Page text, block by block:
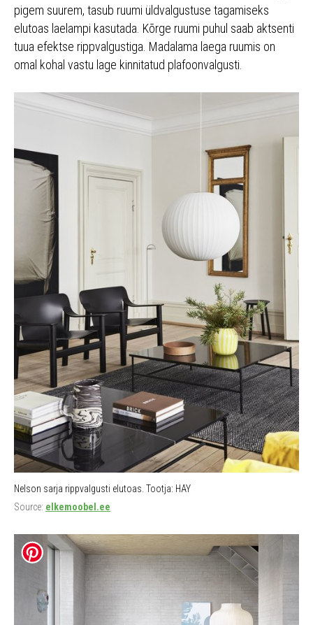
pigem suurem, tasub ruumi üldvalgustuse tagamiseks
elutoas laelampi kasutada. Kõrge ruumi puhul saab aktsenti
tuua efektse rippvalgustiga. Madalama laega ruumis on
omal kohal vastu lage kinnitatud plafoonvalgusti.
Nelson sarja rippvalgusti elutoas. Tootja: HAY
Source: elkemoobel.ee